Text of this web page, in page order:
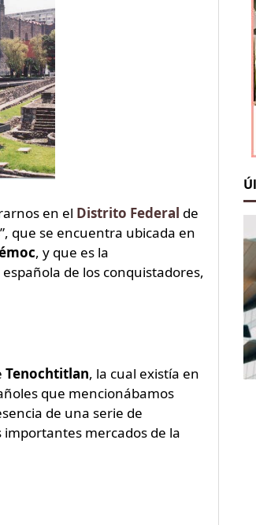
en el Distrito Federal de
”, que se encuentra ubicada en
, y que es la
de los conquistadores,
Tenochtitlan, la cual existía en
que mencionábamos
de una serie de
mercados de la